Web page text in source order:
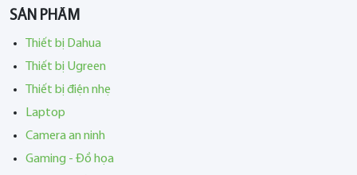
SẢN PHẨM
Thiết bị Dahua
Thiết bị Ugreen
Thiết bị điện nhẹ
Laptop
Camera an ninh
Gaming - Đồ họa